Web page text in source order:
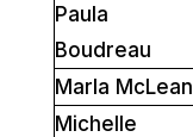
Paula
Boudreau
Marla McLean
Michelle